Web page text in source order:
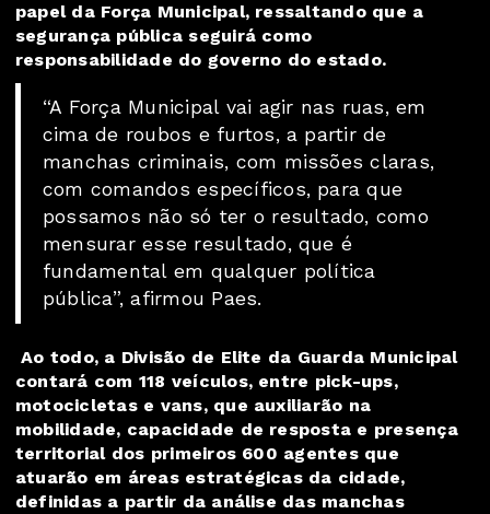
papel da Força Municipal, ressaltando que a
segurança pública seguirá como
responsabilidade do governo do estado.
“A Força Municipal vai agir nas ruas, em
cima de roubos e furtos, a partir de
manchas criminais, com missões claras,
com comandos específicos, para que
possamos não só ter o resultado, como
mensurar esse resultado, que é
fundamental em qualquer política
pública”, afirmou Paes.
Ao todo, a Divisão de Elite da Guarda Municipal
contará com 118 veículos, entre pick-ups,
motocicletas e vans, que auxiliarão na
mobilidade, capacidade de resposta e presença
territorial dos primeiros 600 agentes que
atuarão em áreas estratégicas da cidade,
definidas a partir da análise das manchas